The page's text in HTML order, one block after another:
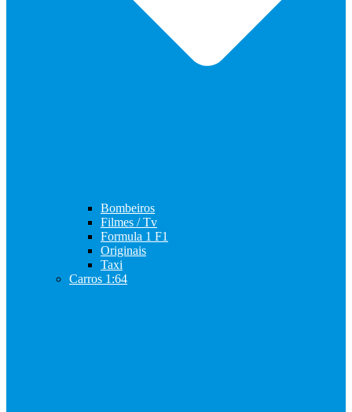
Bombeiros
Filmes / Tv
Formula 1 F1
Originais
Taxi
Carros 1:64